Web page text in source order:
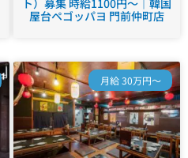
ト）募集 時給1100円～｜韓国
屋台ペゴッパヨ 門前仲町店
月給 30万円～